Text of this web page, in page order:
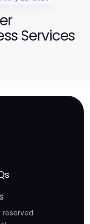
Services
reserved